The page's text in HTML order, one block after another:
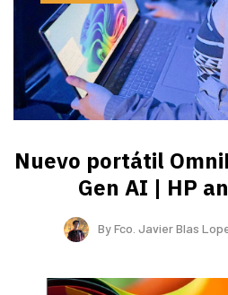
Nuevo portátil
Gen AI | HP
ByFco. Javier Blas